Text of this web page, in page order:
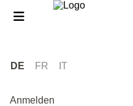
DE FR IT
Anmelden